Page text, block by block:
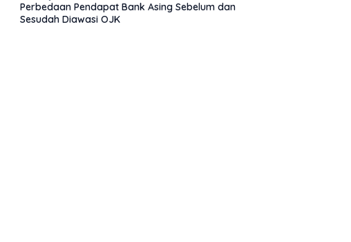
Perbedaan Pendapat Bank Asing Sebelum dan
Sesudah Diawasi OJK